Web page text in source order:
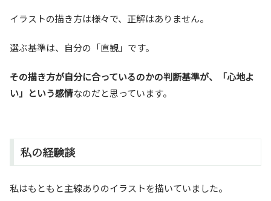
イラストの描き方は様々で、正解はありません。
選ぶ基準は、自分の「直観」です。
その描き方が自分に合っているのかの判断基準が、「心地よ
い」という感情なのだと思っています。
私の経験談
私はもともと主線ありのイラストを描いていました。